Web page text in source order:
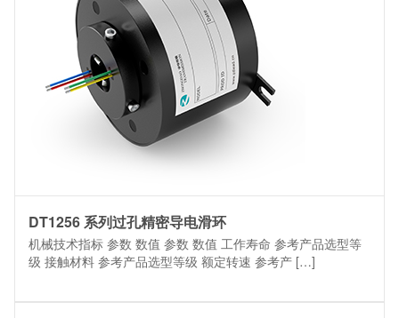
DT1256 系列过孔精密导电滑环
机械技术指标 参数 数值 参数 数值 工作寿命 参考产品选型等
级 接触材料 参考产品选型等级 额定转速 参考产 […]